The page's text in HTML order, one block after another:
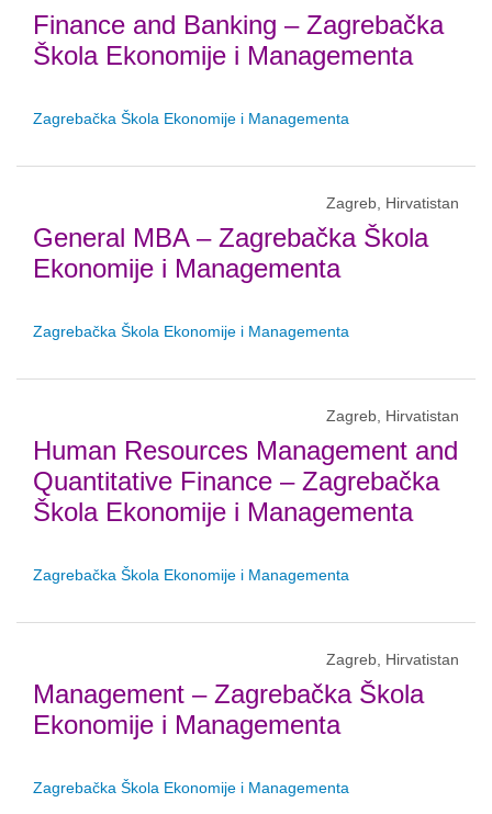
Finance and Banking – Zagrebačka
Škola Ekonomije i Managementa
Zagrebačka Škola Ekonomije i Managementa
Zagreb, Hirvatistan
General MBA – Zagrebačka Škola
Ekonomije i Managementa
Zagrebačka Škola Ekonomije i Managementa
Zagreb, Hirvatistan
Human Resources Management and
Quantitative Finance – Zagrebačka
Škola Ekonomije i Managementa
Zagrebačka Škola Ekonomije i Managementa
Zagreb, Hirvatistan
Management – Zagrebačka Škola
Ekonomije i Managementa
Zagrebačka Škola Ekonomije i Managementa